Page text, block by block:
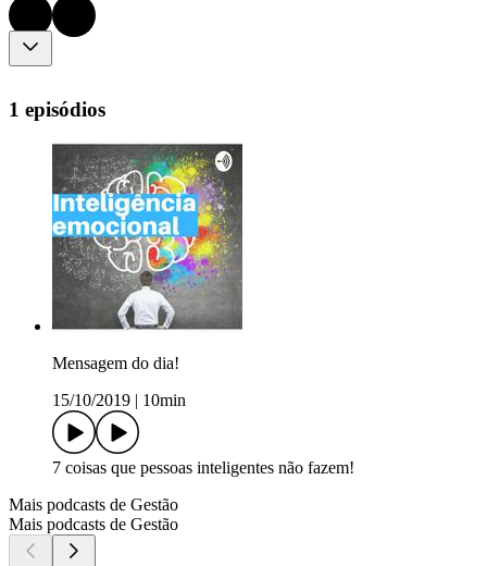
1 episódios
Mensagem do dia!
15/10/2019
10min
7 coisas que pessoas inteligentes não fazem!
Mais podcasts de Gestão
Mais podcasts de Gestão